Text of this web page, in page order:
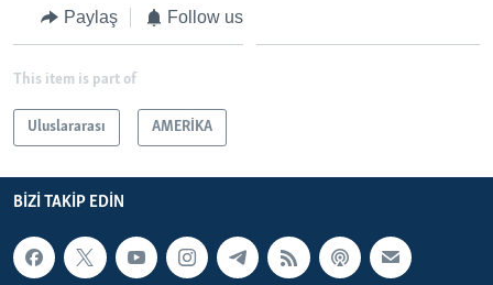
Paylaş Follow us
This item is part of
Uluslararası AMERİKA
BIZI TAKIP EDIN